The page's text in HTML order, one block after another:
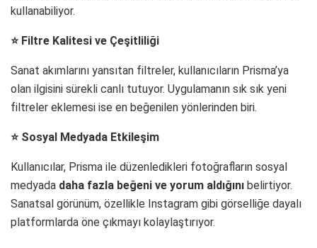
kullanabiliyor.
⭐ Filtre Kalitesi ve Çeşitliliği
Sanat akımlarını yansıtan filtreler, kullanıcıların Prisma’ya
olan ilgisini sürekli canlı tutuyor. Uygulamanın sık sık yeni
filtreler eklemesi ise en beğenilen yönlerinden biri.
⭐ Sosyal Medyada Etkileşim
Kullanıcılar, Prisma ile düzenledikleri fotoğrafların sosyal
medyada daha fazla beğeni ve yorum aldığını belirtiyor.
Sanatsal görünüm, özellikle Instagram gibi görselliğe dayalı
platformlarda öne çıkmayı kolaylaştırıyor.